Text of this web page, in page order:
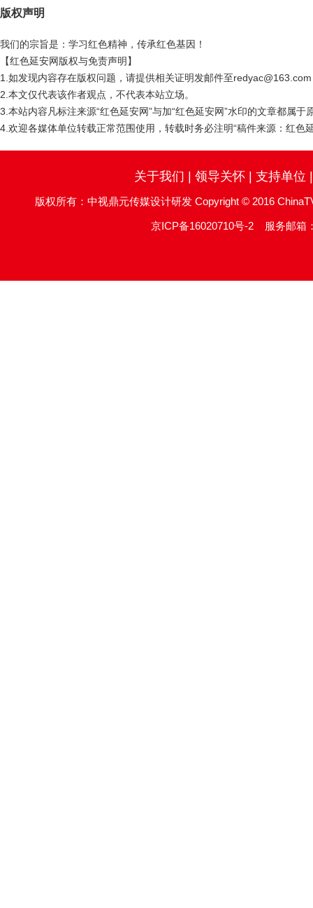
版权声明
我们的宗旨是：学习红色精神，传承红色基因！
【红色延安网版权与免责声明】
1.如发现内容存在版权问题，请提供相关证明发邮件至
2.本文仅代表该作者观点，不代表本站立场。
3.本站内容凡标注来源“红色延安网”与加“红色延安网”水印的文章都属
4.欢迎各媒体单位转载正常范围使用，转载时务必注明“稿件来源：红色
关于我们 领导关怀| 支持单位
版权所有：中视鼎元传媒设计研发 Copyright © 2016
京ICP备16020710号-2 服务邮箱